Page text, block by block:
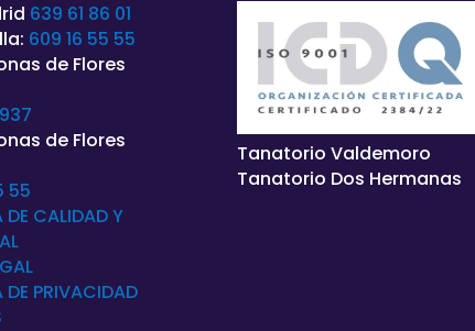
639 61 86 01
609 16 55 55
de Flores
de Flores
55
DE CALIDAD Y
DE PRIVACIDAD
Tanatorio Valdemoro
Tanatorio Dos Hermanas